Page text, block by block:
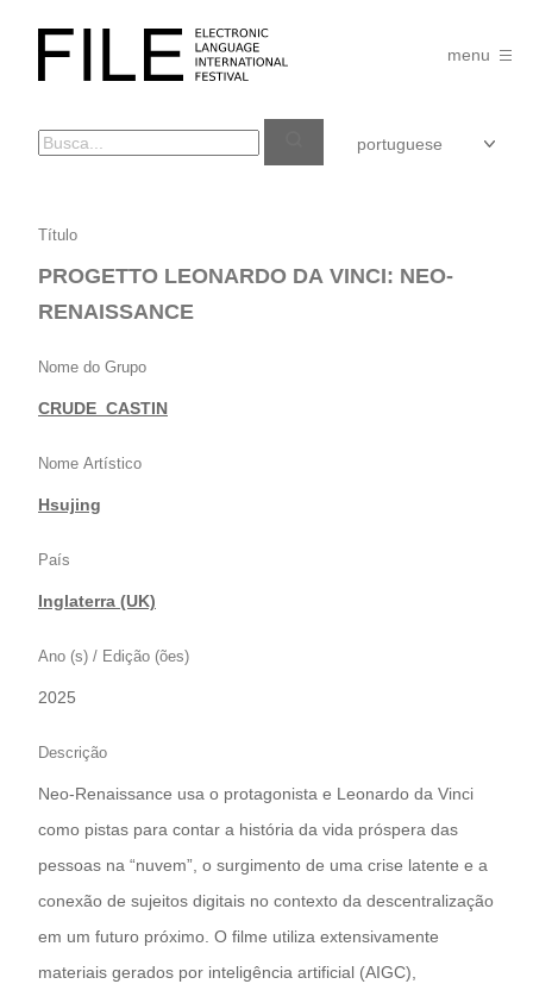
FILE
FESTIVAL
menu
PROGETTO
LEONARDO
DA
NEO-
RENAISSANCE
Título
PROGETTO LEONARDO DA VINCI: NEO-
RENAISSANCE
Nome do Grupo
CRUDE_CASTIN
Nome Artístico
Hsujing
País
Inglaterra (UK)
Ano (s) / Edição (ões)
2025
Descrição
Neo-Renaissance usa o protagonista e Leonardo da Vinci
como pistas para contar a história da vida próspera das
pessoas na “nuvem”, o surgimento de uma crise latente e a
conexão de sujeitos digitais no contexto da descentralização
em um futuro próximo. O filme utiliza extensivamente
materiais gerados por inteligência artificial (AIGC),